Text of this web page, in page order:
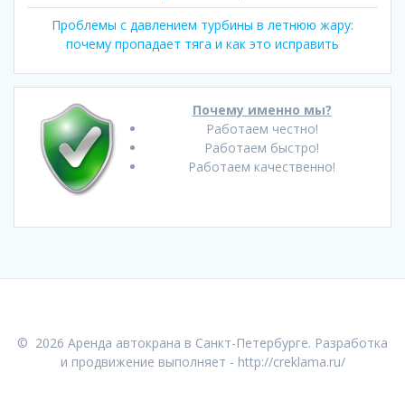
Проблемы с давлением турбины в летнюю жару:
почему пропадает тяга и как это исправить
Почему именно мы?
Работаем честно!
Работаем быстро!
Работаем качественно!
© 2026 Аренда автокрана в Санкт-Петербурге. Разработка
и продвижение выполняет - http://creklama.ru/